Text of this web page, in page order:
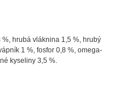
hrubá vláknina 1,5 %, hrubý
1 %, fosfor 0,8 %, omega-
kyseliny 3,5 %.